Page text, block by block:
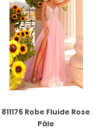
811176 Robe Fluide Rose
Pâle